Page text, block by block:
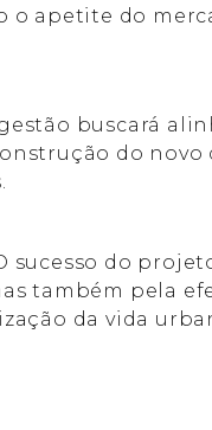
o apetite do
buscará
do
sucesso do
também pela
da vida